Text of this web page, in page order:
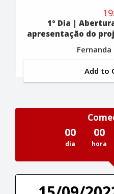
1º Dia |
apresentação do
Fernanda
Add to
00
dia
00
hora